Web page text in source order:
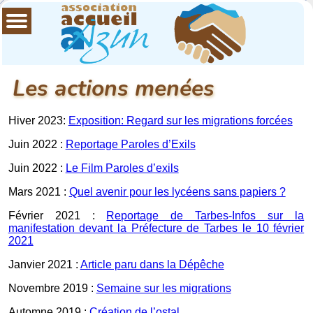
Les actions menées
Hiver 2023: Exposition: Regard sur les migrations forcées
Juin 2022 : Reportage Paroles d’Exils
Juin 2022 : Le Film Paroles d’exils
Mars 2021 : Quel avenir pour les lycéens sans papiers ?
Février 2021 : Reportage de Tarbes-Infos sur la
manifestation devant la Préfecture de Tarbes le 10 février
2021
Janvier 2021 : Article paru dans la Dépêche
Novembre 2019 : Semaine sur les migrations